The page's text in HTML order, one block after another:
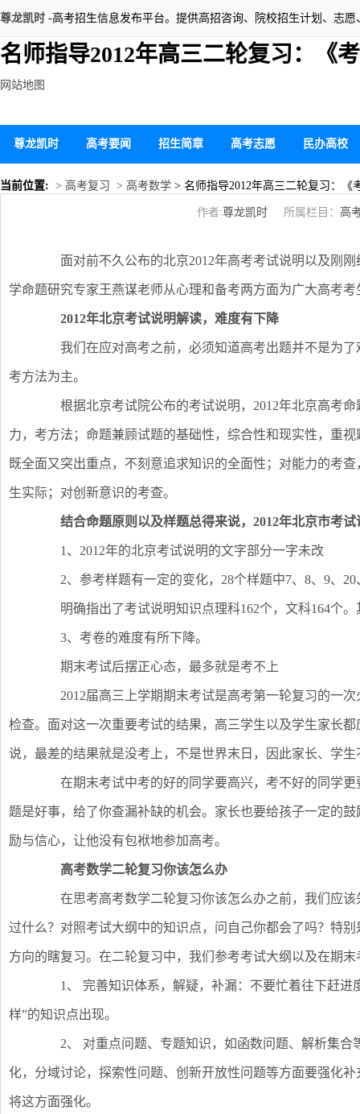
尊龙凯时 -高考招生信息发布平台。提供高招咨询、院校招生计划、志
名师指导2012年高三二轮复习：《
尊龙凯时 高考要闻 招生简章 高考志愿 民办高校
当前位置: > 高考复习 > 高考数学 > 名师指导2012年高三二轮复习：《
作者:尊龙凯时 所属栏目： 高
面对前不久公布的北京2012年高考考试说明以及刚刚
学命题研究专家王燕谋老师从心理和备考两方面为广大高考考
2012年北京考试说明解读，难度有下降
我们在应对高考之前，必须知道高考出题并不是为了
考方法为主。
根据北京考试院公布的考试说明，2012年北京高考命
力，考方法；命题兼顾试题的基础性，综合性和现实性，重
既全面又突出重点，不刻意追求知识的全面性；对能力的考
生实际；对创新意识的考查。
结合命题原则以及样题总得来说，2012年北京市考
1、2012年的北京考试说明的文字部分一字未改
2、参考样题有一定的变化，28个样题中7、8、9、20
明确指出了考试说明知识点理科162个，文科164个。
3、考卷的难度有所下降。
期末考试后摆正心态，最多就是考不上
2012届高三上学期期末考试是高考第一轮复习的一次
检查。面对这一次重要考试的结果，高三学生以及学生家长
说，最差的结果就是没考上，不是世界末日，因此家长、学
在期末考试中考的好的同学要高兴，考不好的同学更
题是好事，给了你查漏补缺的机会。家长也要给孩子一定的
励与信心，让他没有包袱地参加高考。
高考数学二轮复习你该怎么办
在思考高考数学二轮复习你该怎么办之前，我们应该
过什么？对照考试大纲中的知识点，问自己你都会了吗？特
方向的瞎复习。在二轮复习中，我们参考考试大纲以及在期
1、 完善知识体系，解疑，补漏：不要忙着往下赶进
样”的知识点出现。
2、 对重点问题、专题知识，如函数问题、解析集合
化，分域讨论，探索性问题、创新开放性问题等方面要强化
将这方面强化。
网站地图